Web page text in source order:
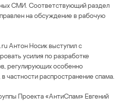
СМИ. Соответствующий раздел
на обсуждение в рабочую
Антон Носик выступил с
усилия по разработке
регулирующих особенно
частности распространение спама.
Проекта «АнтиСпам» Евгений